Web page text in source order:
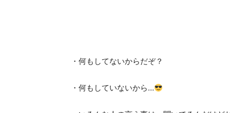
・何もしてないからだぞ？
・何もしていないから…